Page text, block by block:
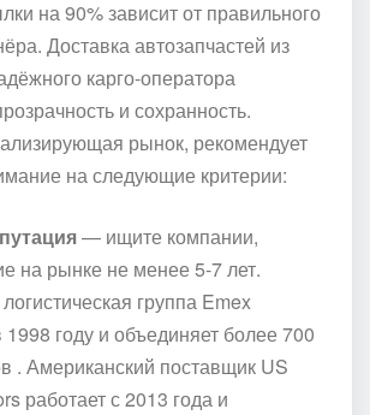
на 90% зависит от правильного
Доставка автозапчастей из
карго-оператора
и сохранность.
рынок, рекомендует
на следующие критерии:
— ищите компании,
на рынке не менее 5-7 лет.
группа Emex
году и объединяет более 700
. Американский поставщик US
работает с 2013 года и